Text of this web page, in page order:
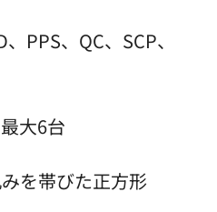
PPS、QC、SCP、
大6台
を帯びた正方形